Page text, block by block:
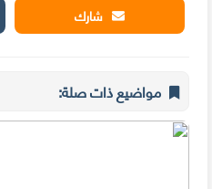
شارك
مواضيع ذات صلة: